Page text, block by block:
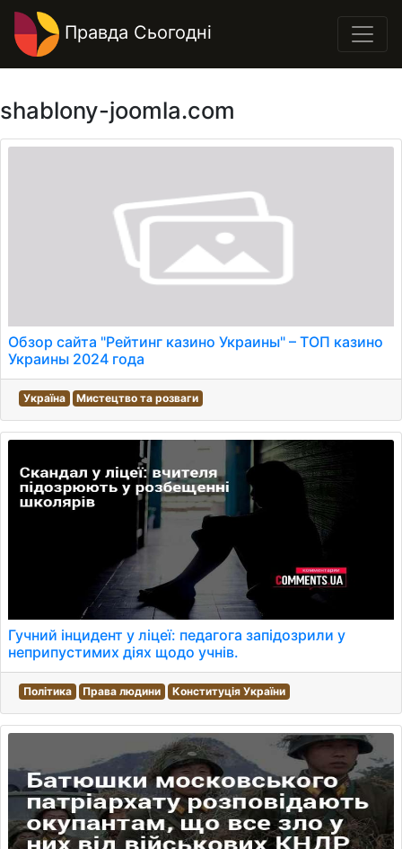
Правда Сьогодні
shablony-joomla.com
Обзор сайта "Рейтинг казино Украины" – ТОП казино
Украины 2024 года
Україна Мистецтво та розваги
Гучний інцидент у ліцеї: педагога запідозрили у
неприпустимих діях щодо учнів.
Політика Права людини Конституція України